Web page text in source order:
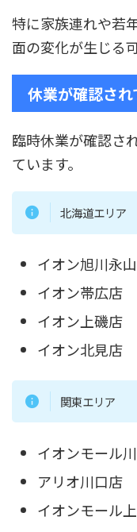
特に家族連れや若
面の変化が生じる
休業が確認さ
臨時休業が確認さ
ています。
北海道エリア
イオン旭川永
イオン帯広店
イオン上磯店
イオン北見店
関東エリア
イオンモール
アリオ川口店
イオンモール